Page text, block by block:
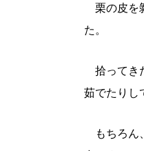
栗の皮を
た。
拾ってき
茹でたり
もちろん